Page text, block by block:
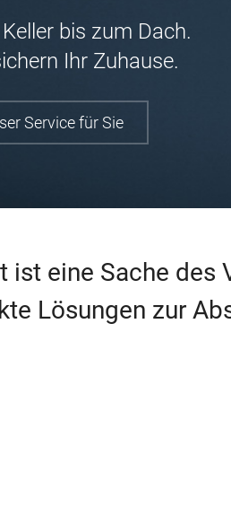
bis zum Dach.
Ihr Zuhause.
Service für Sie
ist eine Sache des
Lösungen zur